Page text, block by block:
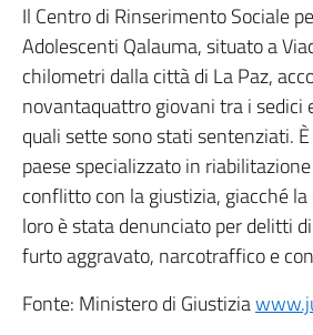
Il Centro di Rinserimento Sociale
Adolescenti Qalauma, situato a
chilometri dalla città di La Paz,
novantaquattro giovani tra i sedici
quali sette sono stati sentenziati.
paese specializzato in
conflitto con la giustizia, giacché
loro è stata denunciato per delitti
furto aggravato, narcotraffico e
Fonte: Ministero di Giustizia